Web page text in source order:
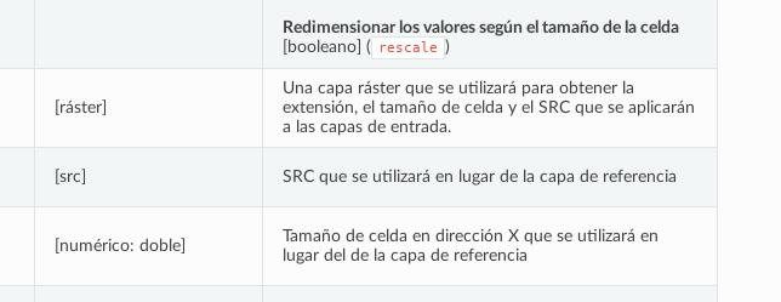
Redimensionar los valores según el tamaño de la celda
[booleano] (
rescale )
[ráster]
Una capa ráster que se utilizará para obtener la
extensión, el tamaño de celda y el SRC que se aplicarán
a las capas de entrada.
[src] SRC que se utilizará en lugar de la capa de referencia
[numérico: doble]
Tamaño de celda en dirección X que se utilizará en
lugar del de la capa de referencia